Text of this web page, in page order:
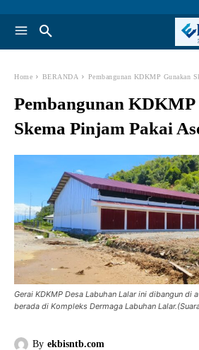
Home BERANDA Pembangunan KDKMP Gunakan
Pembangunan
Skema Pinjam Pakai
Gerai KDKMP Desa Labuhan Lalar ini dibangun di
berada di Kompleks Dermaga Labuhan
By ekbisntb.com